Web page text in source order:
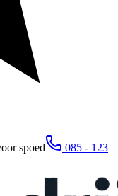
spoed
085 - 123